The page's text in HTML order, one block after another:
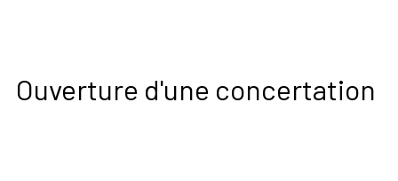
Ouverture d'une concertation